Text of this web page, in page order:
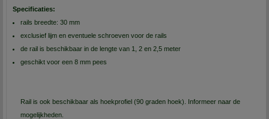
Specificaties:
rails breedte: 30 mm
exclusief lijm en eventuele schroeven voor de rails
de rail is beschikbaar in de lengte van 1, 2 en 2,5 meter
geschikt voor een 8 mm pees
Rail is ook beschikbaar als hoekprofiel (90 graden hoek). Informeer naar de
mogelijkheden.